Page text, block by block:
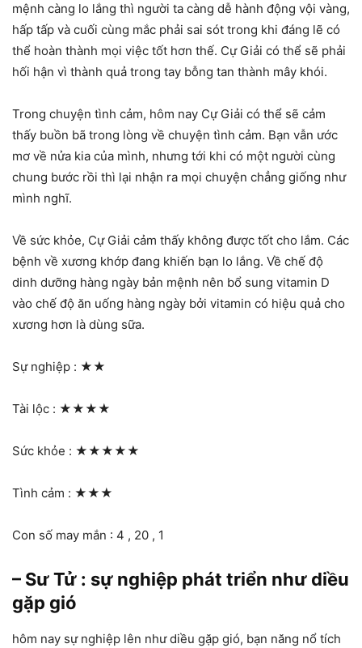
mệnh càng lo lắng thì người ta càng dễ hành động vội vàng,
hấp tấp và cuối cùng mắc phải sai sót trong khi đáng lẽ có
thể hoàn thành mọi việc tốt hơn thế. Cự Giải có thể sẽ phải
hối hận vì thành quả trong tay bỗng tan thành mây khói.
Trong chuyện tình cảm, hôm nay Cự Giải có thể sẽ cảm
thấy buồn bã trong lòng về chuyện tình cảm. Bạn vẫn ước
mơ về nửa kia của mình, nhưng tới khi có một người cùng
chung bước rồi thì lại nhận ra mọi chuyện chẳng giống như
mình nghĩ.
Về sức khỏe, Cự Giải cảm thấy không được tốt cho lắm. Các
bệnh về xương khớp đang khiến bạn lo lắng. Về chế độ
dinh dưỡng hàng ngày bản mệnh nên bổ sung vitamin D
vào chế độ ăn uống hàng ngày bởi vitamin có hiệu quả cho
xương hơn là dùng sữa.
Sự nghiệp : ★★
Tài lộc : ★★★★
Sức khỏe : ★★★★★
Tình cảm : ★★★
Con số may mắn : 4 , 20 , 1
– Sư Tử : sự nghiệp phát triển như diều
gặp gió
hôm nay sự nghiệp lên như diều gặp gió, bạn năng nổ tích